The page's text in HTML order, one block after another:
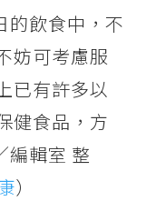
的飲食中，不
妨可考慮服
已有許多以
健食品，方
編輯室 整
）